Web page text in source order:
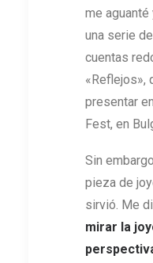
me aguanté
una serie
cuentas
«Reflejos»,
presentar
Fest, en
Sin
pieza de
sirvió. Me
mirar la